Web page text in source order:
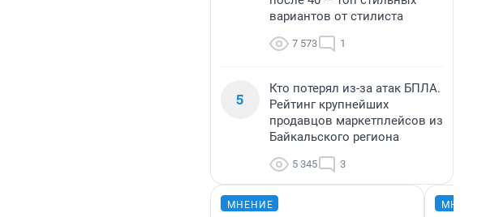
вариантов от стилиста
7 573 1
5
Кто потерял из-за атак БПЛА.
Рейтинг крупнейших
продавцов маркетплейсов из
Байкальского региона
5 345 3
МНЕНИЕ